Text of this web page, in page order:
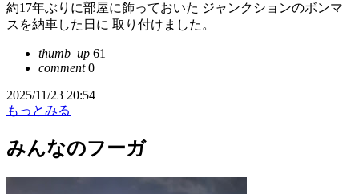
約17年ぶりに部屋に飾っておいた ジャンクションのボンマ
スを納車した日に 取り付けました。
thumb_up 61
comment0
2025/11/23 20:54
もっとみる
みんなのフーガ